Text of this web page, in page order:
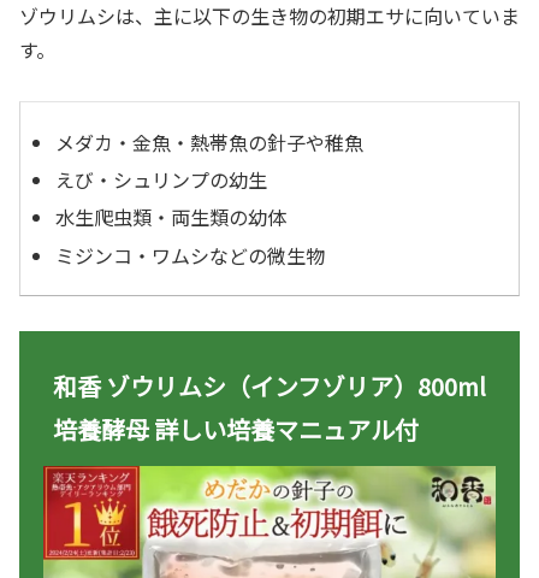
ゾウリムシは、主に以下の生き物の初期エサに向いていま
す。
メダカ・金魚・熱帯魚の針子や稚魚
えび・シュリンプの幼生
水生爬虫類・両生類の幼体
ミジンコ・ワムシなどの微生物
和香 ゾウリムシ（インフゾリア）800ml
培養酵母 詳しい培養マニュアル付